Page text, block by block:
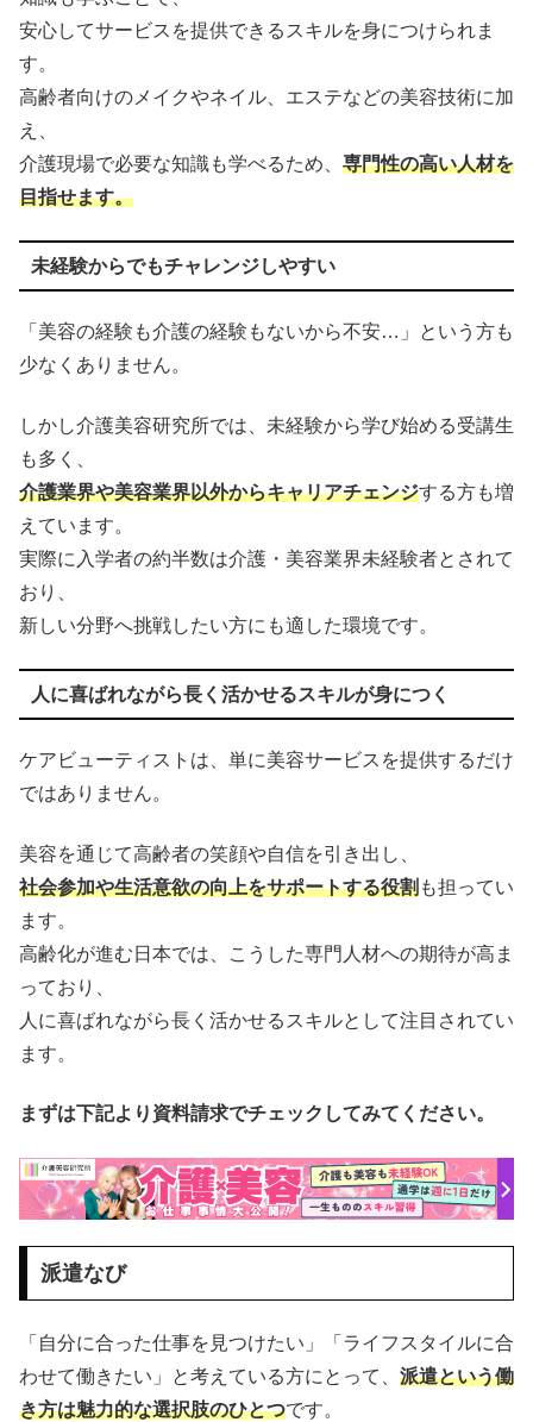
安心してサービスを提供できるスキルを身につけられま
す。
高齢者向けのメイクやネイル、エステなどの美容技術に加
え、
介護現場で必要な知識も学べるため、 専門性の高い人材を
目指せます。
未経験からでもチャレンジしやすい
「美容の経験も介護の経験もないから不安…」という方も
少なくありません。
しかし介護美容研究所では、未経験から学び始める受講生
も多く、
介護業界や美容業界以外からキャリアチェンジする方も増
えています。
実際に入学者の約半数は介護・美容業界未経験者とされて
おり、
新しい分野へ挑戦したい方にも適した環境です。
人に喜ばれながら長く活かせるスキルが身につく
ケアビューティストは、単に美容サービスを提供するだけ
ではありません。
美容を通じて高齢者の笑顔や自信を引き出し、
社会参加や生活意欲の向上をサポートする役割も担ってい
ます。
高齢化が進む日本では、こうした専門人材への期待が高ま
っており、
人に喜ばれながら長く活かせるスキルとして注目されてい
ます。
まずは下記より資料請求でチェックしてみてください。
派遣なび
「自分に合った仕事を見つけたい」「ライフスタイルに合
わせて働きたい」と考えている方にとって、 派遣という働
き方は魅力的な選択肢のひとつです。